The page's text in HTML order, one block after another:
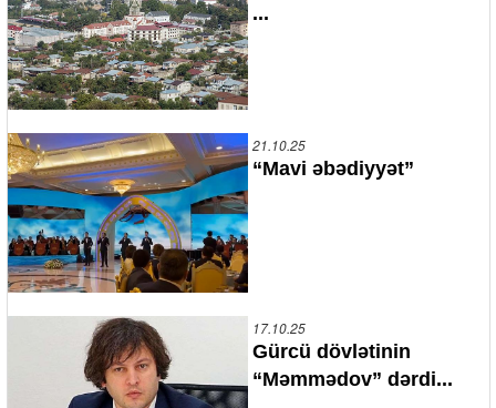
...
21.10.25
“Mavi əbədiyyət”
17.10.25
Gürcü dövlətinin
“Məmmədov” dərdi...